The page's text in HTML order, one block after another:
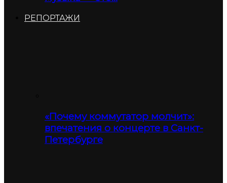
РЕПОРТАЖИ
«Почему коммутатор молчит»:
впечатения о концерте в Санкт-
Петербурге